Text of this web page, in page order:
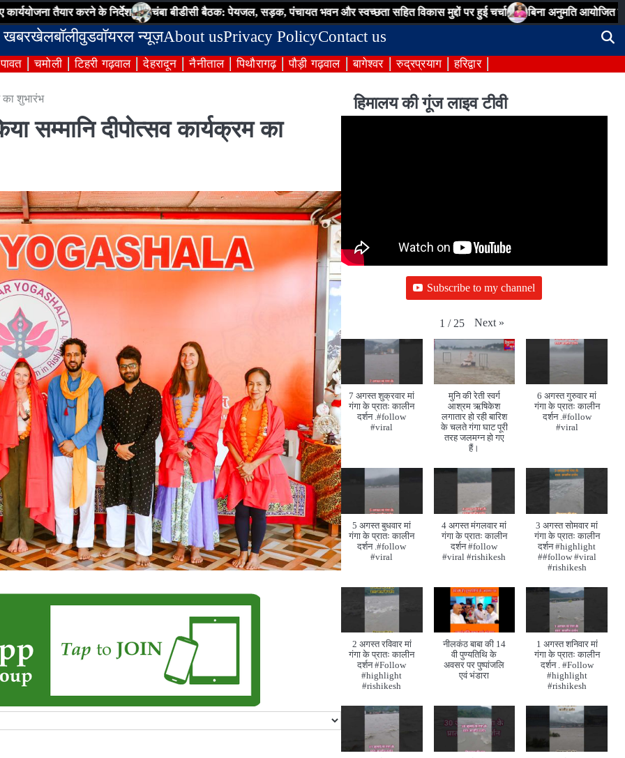
करने के निर्देश चंबा बीडीसी बैठक: पेयजल, सड़क, पंचायत भवन और स्वच्छता सहित विकास मुद्दों पर हुई चर्चा बिना अनुमति आयोजित श्रमिक कल्याण
खबरखेलबॉलीवुडवॉयरल न्यूज़About usPrivacy PolicyContact us
चमोली टिहरी गढ़वाल देहरादून नैनीताल पिथौरागढ़ पौड़ी गढ़वाल बागेश्वर रुद्रप्रयाग हरिद्वार
का शुभारंभ
सम्मानि दीपोत्सव कार्यक्रम का
हिमालय की गूंज लाइव टीवी
Subscribe to my channel
1 / 25 Next »
7 अगस्त शुक्रवार मां
गंगा के प्रातः कालीन
दर्शन .#follow
#viral
मुनि की रेती स्वर्ग
आश्रम ऋषिकेश
लगातार हो रही बारिश
के चलते गंगा घाट पूरी
तरह जलमग्न हो गए
हैं।
6 अगस्त गुरुवार मां
गंगा के प्रातः कालीन
दर्शन .#follow
#viral
5 अगस्त बुधवार मां
गंगा के प्रातः कालीन
दर्शन .#follow
#viral
4 अगस्त मंगलवार मां
गंगा के प्रातः कालीन
दर्शन #follow
#viral #rishikesh
3 अगस्त सोमवार मां
गंगा के प्रातः कालीन
दर्शन #highlight
##follow #viral
#rishikesh
2 अगस्त रविवार मां
गंगा के प्रातः कालीन
दर्शन #Follow
#highlight
#rishikesh
नीलकंठ बाबा की 14
वी पुण्यतिथि के
अवसर पर पुष्पांजलि
एवं भंडारा
1 अगस्त शनिवार मां
गंगा के प्रातः कालीन
दर्शन . #Follow
#highlight
#rishikesh